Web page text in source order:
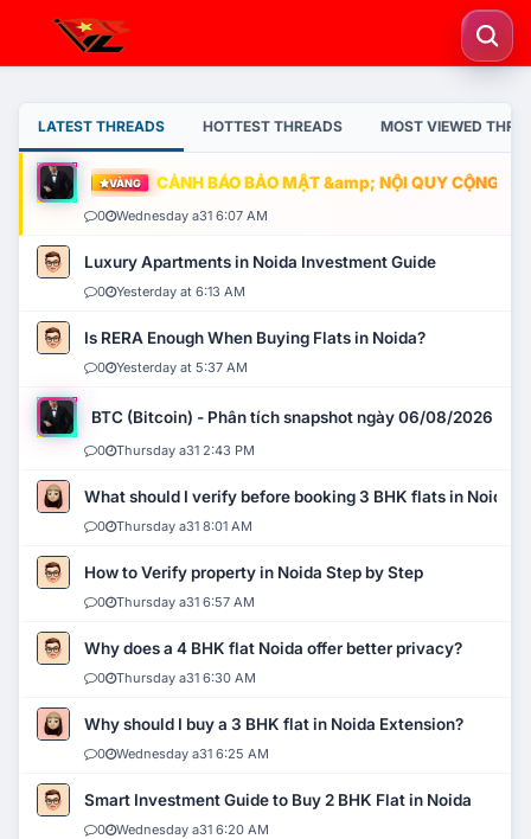
LATEST THREADS HOTTEST THREADS MOST VIEWED
VÀNG CẢNH BÁO BẢO MẬT &amp; NỘI QUY CỘNG
0 Wednesday a31 6:07 AM
Luxury Apartments in Noida Investment Guide
0 Yesterday at 6:13 AM
Is RERA Enough When Buying Flats in Noida?
0 Yesterday at 5:37 AM
BTC (Bitcoin) - Phân tích snapshot ngày 06/08/2026
0 Thursday a31 2:43 PM
What should I verify before booking 3 BHK flats in Noida?
0 Thursday a31 8:01 AM
How to Verify property in Noida Step by Step
0 Thursday a31 6:57 AM
Why does a 4 BHK flat Noida offer better privacy?
0 Thursday a31 6:30 AM
Why should I buy a 3 BHK flat in Noida Extension?
0 Wednesday a31 6:25 AM
Smart Investment Guide to Buy 2 BHK Flat in Noida
0 Wednesday a31 6:20 AM